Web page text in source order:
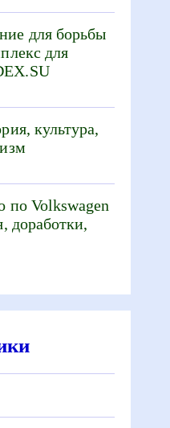
для борьбы
для
культура,
по Volkswagen
доработки,